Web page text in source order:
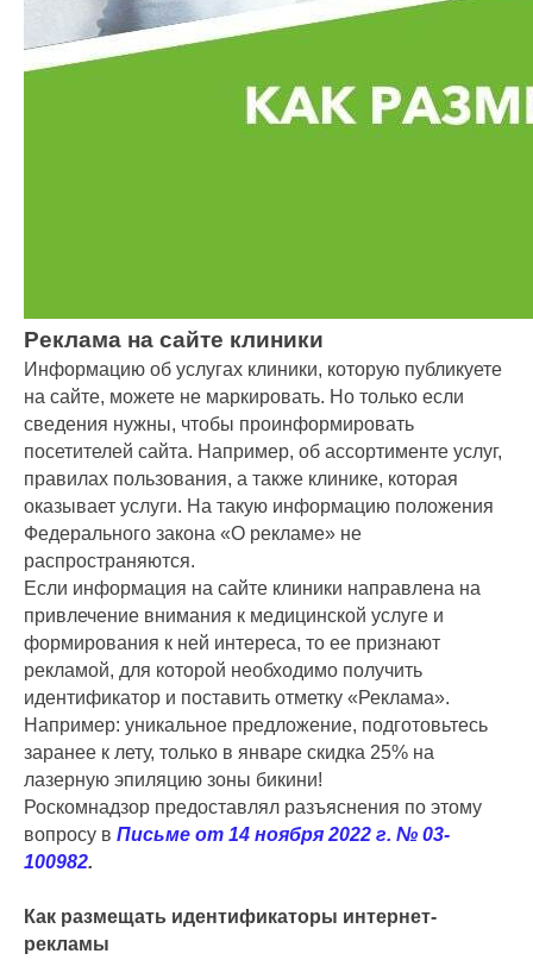
Реклама на сайте клиники
Информацию об услугах клиники, которую публикуете
на сайте, можете не маркировать. Но только если
сведения нужны, чтобы проинформировать
посетителей сайта. Например, об ассортименте услуг,
правилах пользования, а также клинике, которая
оказывает услуги. На такую информацию положения
Федерального закона «О рекламе» не
распространяются.
Если информация на сайте клиники направлена на
привлечение внимания к медицинской услуге и
формирования к ней интереса, то ее признают
рекламой, для которой необходимо получить
идентификатор и поставить отметку «Реклама».
Например: уникальное предложение, подготовьтесь
заранее к лету, только в январе скидка 25% на
лазерную эпиляцию зоны бикини!
Роскомнадзор предоставлял разъяснения по этому
вопросу в Письме от 14 ноября 2022 г. № 03-
100982.
Как размещать идентификаторы интернет-
рекламы